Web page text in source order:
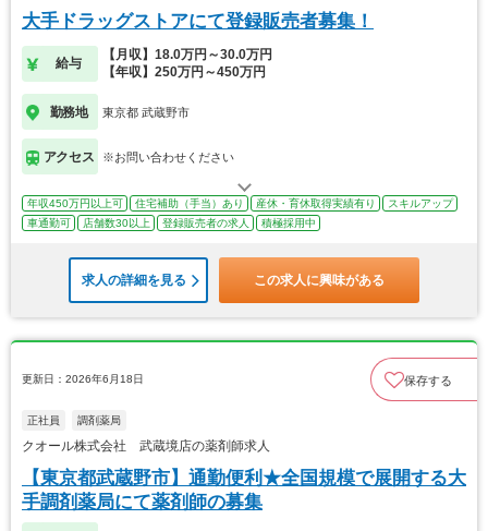
大手ドラッグストアにて登録販売者募集！
給与
【月収】18.0万円～30.0万円
【年収】250万円～450万円
勤務地 東京都 武蔵野市
アクセス ※お問い合わせください
年収450万円以上可 住宅補助（手当）あり 産休・育休取得実績有り
スキルアップ
車通勤可
店舗数30以上 登録販売者の求人 積極採用中
求人の詳細を見る この求人に興味がある
更新日：2026年6月18日 保存する
正社員 調剤薬局
クオール株式会社 武蔵境店の薬剤師求人
【東京都武蔵野市】通勤便利★全国規模で展開する大
手調剤薬局にて薬剤師の募集